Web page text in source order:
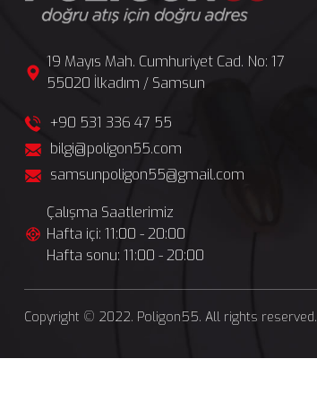
19 Mayıs Mah. Cumhuriyet Cad. No: 17
55020 İlkadım / Samsun
+90 531 336 47 55
bilgi@poligon55.com
samsunpoligon55@gmail.com
Çalışma Saatlerimiz
Hafta içi: 11:00 - 20:00
Hafta sonu: 11:00 - 20:00
Copyright © 2022. Poligon55. All rights reserved.